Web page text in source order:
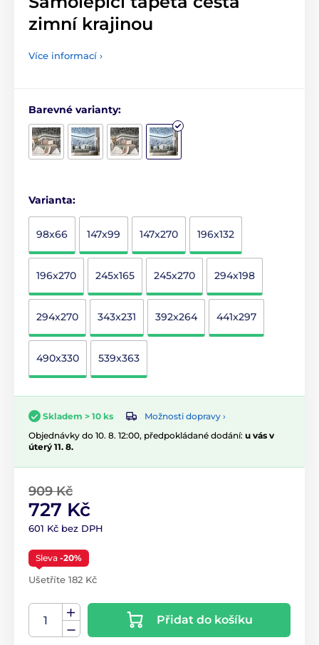
zimní krajinou
Více informací ›
Barevné varianty:
Varianta:
98x66 147x99 147x270 196x132
196x270 245x165 245x270 294x198
294x270 343x231 392x264 441x297
490x330 539x363
Skladem > 10 ks
Možnosti dopravy ›
Objednávky do 10. 8. 12:00, předpokládané dodání: u vás v
úterý 11. 8.
909 Kč
727 Kč
601 Kč bez DPH
Sleva -20%
Ušetříte 182 Kč
Přidat do košíku